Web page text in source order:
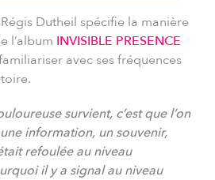
Dutheil spécifie la manière
l’album INVISIBLE PRESENCE
avec ses fréquences
survient, c’est que l’on
information, un souvenir,
refoulée au niveau
il y a signal au niveau